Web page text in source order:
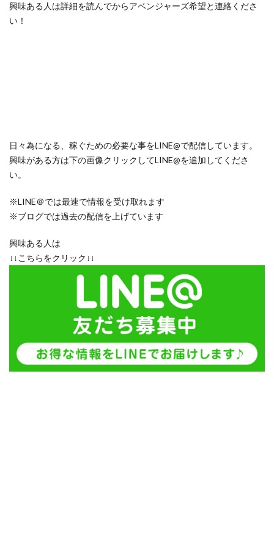
興味ある人は詳細を読んでからアベンジャーズ希望と連絡くださ
い！
日々為になる、稼ぐための必要な事をLINE@で配信しています。
興味がある方は下の画像クリックしてLINE@を追加してくださ
い。
※LINE＠では最速で情報を受け取れます
※ブログでは過去の配信を上げています
興味ある人は
↓↓こちらをクリック↓↓